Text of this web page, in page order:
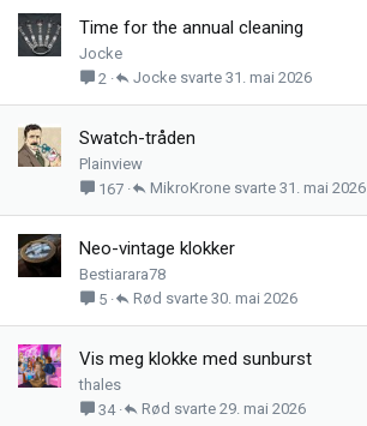
Time for the annual cleaning
Jocke
2
31. mai 2026
Jocke
Swatch-tråden
Plainview
167
31. mai 2026
MikroKrone
Neo-vintage klokker
Bestiarara78
5
30. mai 2026
Rød
Vis meg klokke med sunburst
thales
34
29. mai 2026
Rød